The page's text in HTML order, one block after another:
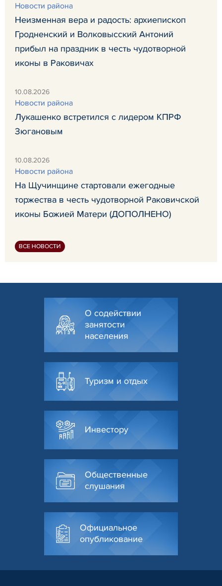
Новости района
Неизменная вера и радость: архиепископ
Гродненский и Волковысский Антоний
прибыл на праздник в честь чудотворной
иконы в Раковичах
10.08.2026
Новости района
Лукашенко встретился с лидером КПРФ
Зюгановым
10.08.2026
Новости района
На Щучинщине стартовали ежегодные
торжества в честь чудотворной Раковичской
иконы Божией Матери (ДОПОЛНЕНО)
ВСЕ НОВОСТИ
О содействии
занятости
населения
Туризм и отдых
Инвестору
Общественные
слушания
Официальное
опубликование